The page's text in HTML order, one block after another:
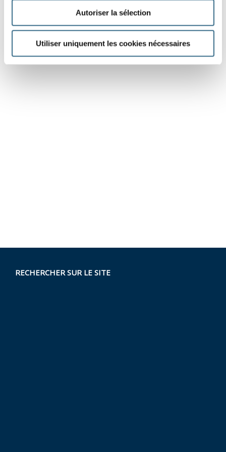
Autoriser la sélection
Utiliser uniquement les cookies nécessaires
RECHERCHER SUR LE SITE